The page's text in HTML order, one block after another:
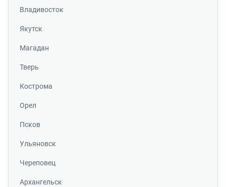
Владивосток
Якутск
Магадан
Тверь
Кострома
Орел
Псков
Ульяновск
Череповец
Архангельск